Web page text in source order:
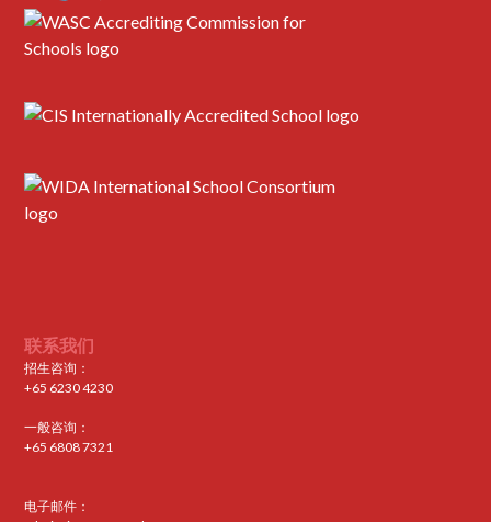
联系我们
招生咨询：
+65 6230 4230
一般咨询：
+65 6808 7321
电子邮件：